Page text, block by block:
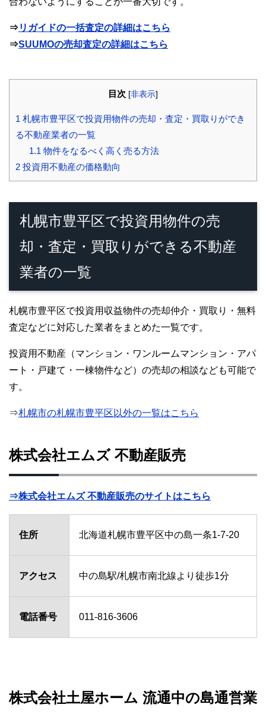
⇒リガイドの一括査定の詳細はこちら
⇒SUUMOの売却査定の詳細はこちら
目次 [非表示]
1 札幌市豊平区で投資用物件の売却・査定・買取りができ
る不動産業者の一覧
1.1 物件をなるべく高く売る方法
2 投資用不動産の価格動向
札幌市豊平区で投資用物件の売
却・査定・買取りができる不動産
業者の一覧
札幌市豊平区で投資用収益物件の売却仲介・買取り・無料
査定などに対応した業者をまとめた一覧です。
投資用不動産（マンション・ワンルームマンション・アパ
ート・戸建て・一棟物件など）の売却の相談なども可能で
す。
⇒札幌市の札幌市豊平区以外の一覧はこちら
株式会社エムズ 不動産販売
⇒株式会社エムズ 不動産販売のサイトはこちら
住所 北海道札幌市豊平区中の島一条1-7-20
アクセス 中の島駅/札幌市南北線より徒歩1分
電話番号 011-816-3606
株式会社土屋ホーム 流通中の島通営業